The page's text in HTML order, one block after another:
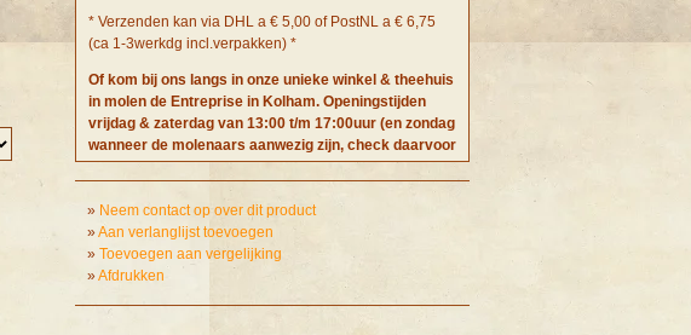
* Verzenden kan via DHL a € 5,00 of PostNL a € 6,75
(ca 1-3werkdg incl.verpakken) *
Of kom bij ons langs in onze unieke winkel & theehuis
in molen de Entreprise in Kolham. Openingstijden
vrijdag & zaterdag van 13:00 t/m 17:00uur (en zondag
wanneer de molenaars aanwezig zijn, check daarvoor
even onze Facebookpagina). Of e-mail ons voor een
bezoekje buiten de openingstijden!
» Neem contact op over dit product
»Aan verlanglijst toevoegen
» Toevoegen aan vergelijking
»Afdrukken